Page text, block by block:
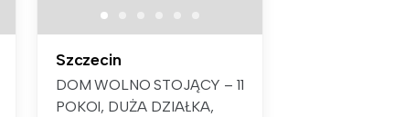
Szczecin
DOM WOLNO STOJĄCY – 11
POKOI, DUŻA DZIAŁKA,